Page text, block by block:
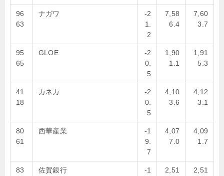
96
63
ナガワ
-2
1.
2
7,58
6.4
7,60
3.7
95
65
GLOE
-2
0.
5
1,90
1.1
1,91
5.3
41
18
カネカ
-2
0.
5
4,10
3.6
4,12
3.1
80
61
西華産業
-1
9.
7
4,07
7.0
4,09
1.7
83
佐賀銀行
-1
2,51
2,51